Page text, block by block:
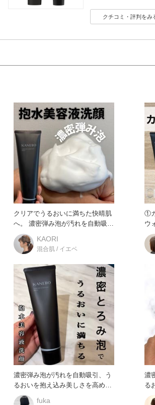
クチコミ・評判をみ
クリアでうるおいに満ちた快晴肌
へ。 濃密弾み泡が汚れを自動吸
引、うるおいを抱え込み美しさ
KAORI
混合肌 / イエベ
①カネボ
ウォッシ
濃密弾み泡が汚れを自動吸引、う
るおいを抱え込み美しさを高める
fuka
濃
る